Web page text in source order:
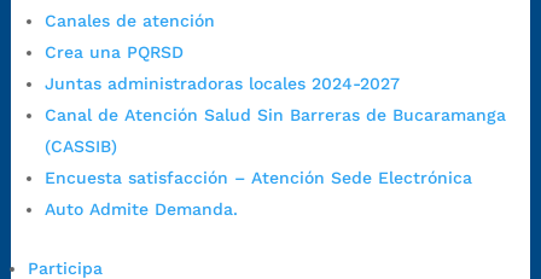
Canales de atención
Crea una PQRSD
Juntas administradoras locales 2024-2027
Canal de Atención Salud Sin Barreras de Bucaramanga
(CASSIB)
Encuesta satisfacción – Atención Sede Electrónica
Auto Admite Demanda.
Participa
Teléfono Conmutador:
+57 (607) 633 70 00
Correo Institucional:
contactenos@bucaramanga.gov.co
Correo de notificaciones
judiciales:
notificaciones@bucaramanga.gov.co
Canal de denuncia para presuntos actos de corrupción:
https://canaldenuncia.bucaramanga.gov.co/
Radique aquí su queja disciplinaria: